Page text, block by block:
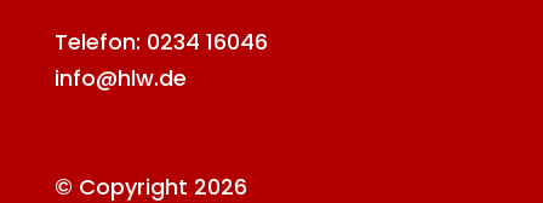
Telefon: 0234 16046
info@hlw.de
© Copyright 2026